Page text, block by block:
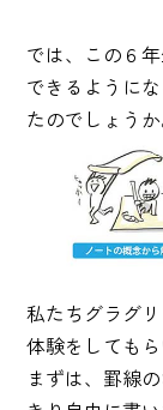
では、この６
できるように
たのでしょうか
私たちグラグ
体験をしてもら
まずは、罫線